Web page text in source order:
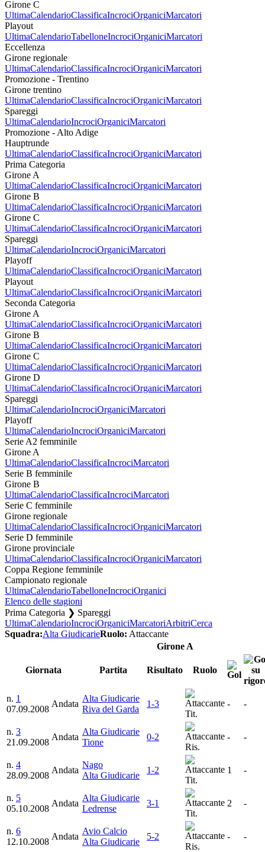
Girone C
UltimaCalendarioClassificaIncrociOrganiciMarcatori
Playout
UltimaCalendarioTabelloneIncrociOrganiciMarcatori
Eccellenza
Girone regionale
UltimaCalendarioClassificaIncrociOrganiciMarcatori
Promozione - Trentino
Girone trentino
UltimaCalendarioClassificaIncrociOrganiciMarcatori
Spareggi
UltimaCalendarioIncrociOrganiciMarcatori
Promozione - Alto Adige
Hauptrunde
UltimaCalendarioClassificaIncrociOrganiciMarcatori
Prima Categoria
Girone A
UltimaCalendarioClassificaIncrociOrganiciMarcatori
Girone B
UltimaCalendarioClassificaIncrociOrganiciMarcatori
Girone C
UltimaCalendarioClassificaIncrociOrganiciMarcatori
Spareggi
UltimaCalendarioIncrociOrganiciMarcatori
Playoff
UltimaCalendarioClassificaIncrociOrganiciMarcatori
Playout
UltimaCalendarioClassificaIncrociOrganiciMarcatori
Seconda Categoria
Girone A
UltimaCalendarioClassificaIncrociOrganiciMarcatori
Girone B
UltimaCalendarioClassificaIncrociOrganiciMarcatori
Girone C
UltimaCalendarioClassificaIncrociOrganiciMarcatori
Girone D
UltimaCalendarioClassificaIncrociOrganiciMarcatori
Spareggi
UltimaCalendarioIncrociOrganiciMarcatori
Playoff
UltimaCalendarioIncrociOrganiciMarcatori
Serie A2 femminile
Girone A
UltimaCalendarioClassificaIncrociMarcatori
Serie B femminile
Girone B
UltimaCalendarioClassificaIncrociMarcatori
Serie C femminile
Girone regionale
UltimaCalendarioClassificaIncrociOrganiciMarcatori
Serie D femminile
Girone provinciale
UltimaCalendarioClassificaIncrociOrganiciMarcatori
Coppa Regione femminile
Campionato regionale
UltimaCalendarioTabelloneIncrociOrganici
Elenco delle stagioni
Prima Categoria ❯ Spareggi
UltimaCalendarioIncrociOrganiciMarcatoriArbitriCerca
Squadra:Alta GiudicarieRuolo: Attaccante
Girone A
Giornata Partita Risultato Ruolo
n. 1
07.09.2008
Andata
Alta Giudicarie
Riva del Garda
1-3
Tit.
- -
n. 3
21.09.2008
Andata
Alta Giudicarie
Tione
0-2
Ris.
- -
n. 4
28.09.2008
Andata
Nago
Alta Giudicarie
1-2
Tit.
1 -
n. 5
05.10.2008
Andata
Alta Giudicarie
Ledrense
3-1
Tit.
2 -
n. 6
12.10.2008
Andata
Avio Calcio
Alta Giudicarie
5-2
Ris.
- -